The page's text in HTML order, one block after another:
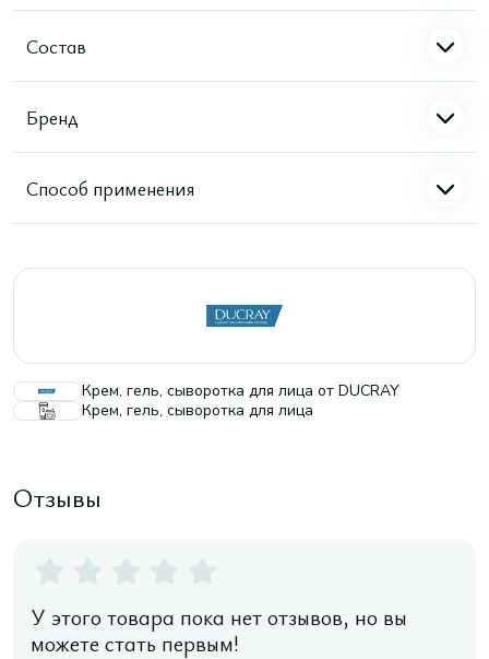
Состав
Бренд
Способ применения
Крем, гель, сыворотка для лица от DUCRAY
Крем, гель, сыворотка для лица
Отзывы
У этого товара пока нет отзывов, но вы
можете стать первым!